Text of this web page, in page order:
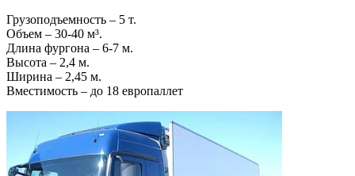
Грузоподъемность – 5 т.
Объем – 30-40 м³.
Длина фургона – 6-7 м.
Высота – 2,4 м.
Ширина – 2,45 м.
Вместимость – до 18 европаллет